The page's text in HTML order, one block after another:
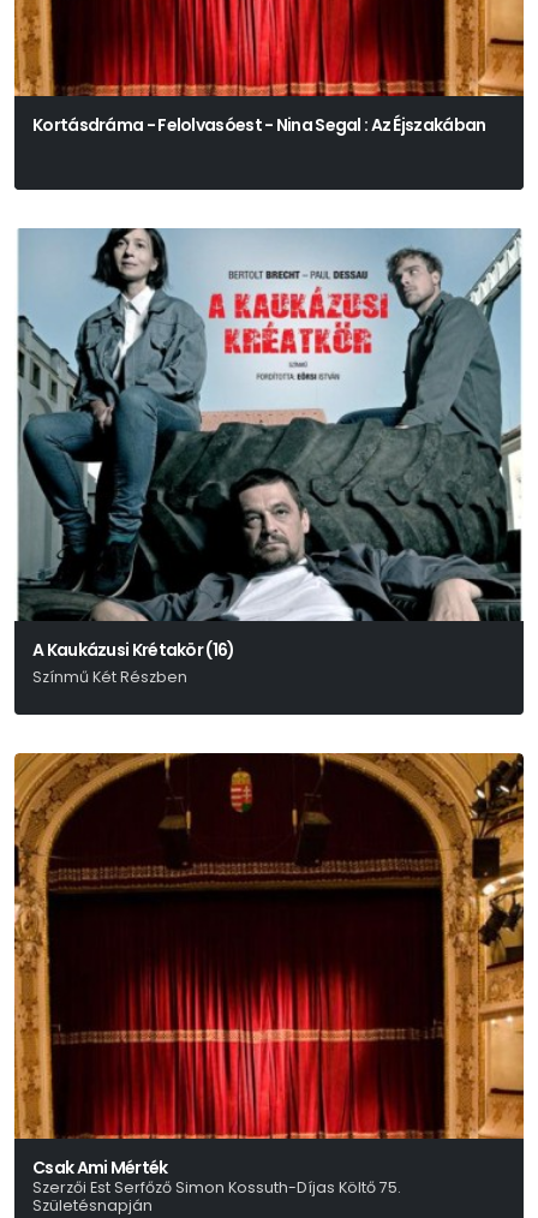
Kortásdráma - Felolvasóest - Nina Segal : Az Éjszakában
A Kaukázusi Krétakör (16)
Színmű Két Részben
Csak Ami Mérték
Szerzői Est Serfőző Simon Kossuth-Díjas Költő 75.
Születésnapján